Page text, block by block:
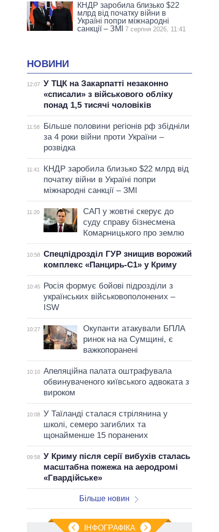
КНДР заробила близько $22
млрд від початку війни в
Україні попри міжнародні
санкції – ЗМІ
7 серпня 2026, 11:41
НОВИНИ
12:07 У ТЦК на Закарпатті незаконно
«списали» з військового обліку
понад 1,5 тисячі чоловіків
11:58
Більше половини регіонів рф збідніли
за 4 роки війни проти України –
розвідка
11:41
КНДР заробила близько $22 млрд від
початку війни в Україні попри
міжнародні санкції – ЗМІ
11:20
САП у жовтні скерує до
суду справу бізнесмена
Комарницького про землю
10:58 Спецпідрозділ ГУР знищив ворожий
комплекс «Панцирь-С1» у Криму
10:45
Росія формує бойові підрозділи з
українських військовополонених –
ISW
10:27
Окупанти атакували БПЛА
ринок на на Сумщині, є
важкопоранені
10:10 Апеляційна палата оштрафувала
обвинуваченого київського адвоката з
вироком
10:08 У Таїланді сталася стрілянина у
школі, семеро загиблих та
щонайменше 15 поранених
09:58 У Криму після серії вибухів сталась
масштабна пожежа на аеродромі
«Гвардійське»
Більше новин
ІНФОГРАФІКА